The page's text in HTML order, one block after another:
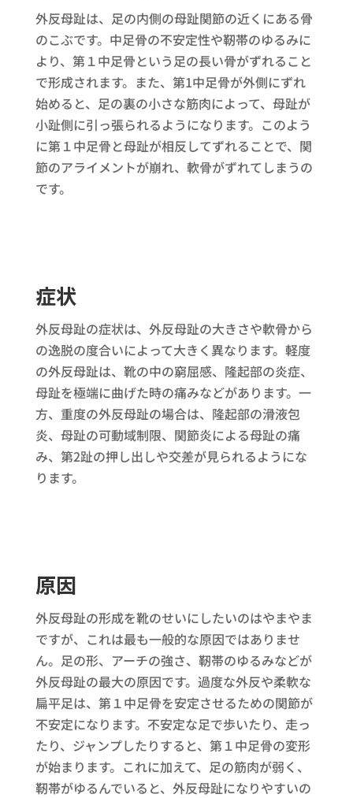
外反母趾は、足の内側の母趾関節の近くにある骨
のこぶです。中足骨の不安定性や靭帯のゆるみに
より、第１中足骨という足の長い骨がずれること
で形成されます。また、第1中足骨が外側にずれ
始めると、足の裏の小さな筋肉によって、母趾が
小趾側に引っ張られるようになります。このよう
に第１中足骨と母趾が相反してずれることで、関
節のアライメントが崩れ、軟骨がずれてしまうの
です。
症状
外反母趾の症状は、外反母趾の大きさや軟骨から
の逸脱の度合いによって大きく異なります。軽度
の外反母趾は、靴の中の窮屈感、隆起部の炎症、
母趾を極端に曲げた時の痛みなどがあります。一
方、重度の外反母趾の場合は、隆起部の滑液包
炎、母趾の可動域制限、関節炎による母趾の痛
み、第2趾の押し出しや交差が見られるようにな
ります。
原因
外反母趾の形成を靴のせいにしたいのはやまやま
ですが、これは最も一般的な原因ではありませ
ん。足の形、アーチの強さ、靭帯のゆるみなどが
外反母趾の最大の原因です。過度な外反や柔軟な
扁平足は、第１中足骨を安定させるための関節が
不安定になります。不安定な足で歩いたり、走っ
たり、ジャンプしたりすると、第１中足骨の変形
が始まります。これに加えて、足の筋肉が弱く、
靭帯がゆるんでいると、外反母趾になりやすいの